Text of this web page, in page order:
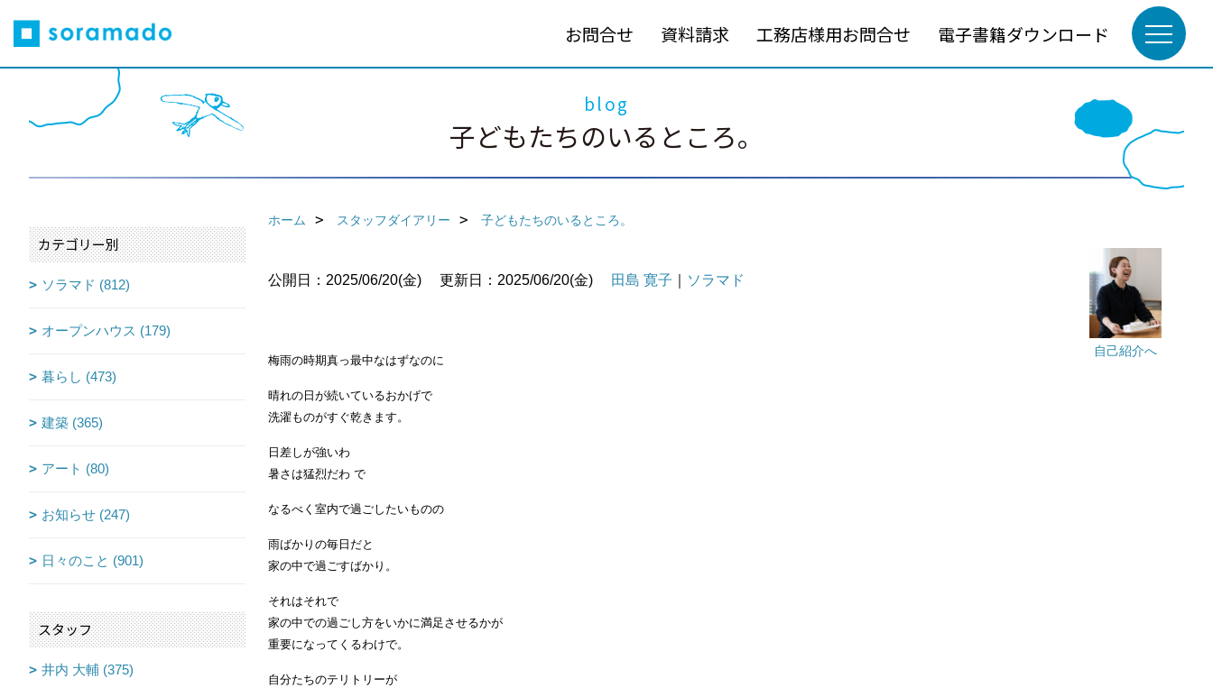
お問合せ 資料請求 工務店様用お問合せ 電子書籍ダウンロード
blog
子どもたちのいるところ。
ホーム スタッフダイアリー 子どもたちのいるところ。
自己紹介へ
公開日：2025/06/20(金) 更新日：2025/06/20(金) 田島 寛子 ソラマド
梅雨の時期真っ最中なはずなのに
晴れの日が続いているおかげで
洗濯ものがすぐ乾きます。
日差しが強いわ
暑さは猛烈だわ で
なるべく室内で過ごしたいものの
雨ばかりの毎日だと
家の中で過ごすばかり。
それはそれで
家の中での過ごし方をいかに満足させるかが
重要になってくるわけで。
自分たちのテリトリーが
カテゴリー別
ソラマド (812)
オープンハウス (179)
暮らし (473)
建築 (365)
アート (80)
お知らせ (247)
日々のこと (901)
スタッフ
井内 大輔 (375)